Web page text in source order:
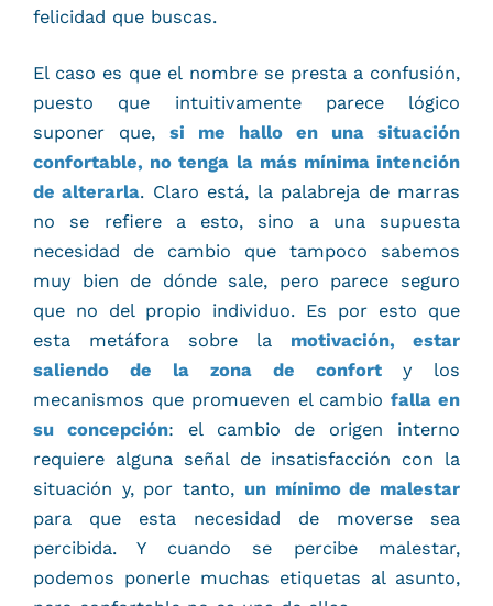
felicidad que buscas.
El caso es que el nombre se presta a confusión,
puesto que intuitivamente parece lógico
suponer que, si me hallo en una situación
confortable, no tenga la más mínima intención
de alterarla. Claro está, la palabreja de marras
no se refiere a esto, sino a una supuesta
necesidad de cambio que tampoco sabemos
muy bien de dónde sale, pero parece seguro
que no del propio individuo. Es por esto que
esta metáfora sobre la motivación, estar
saliendo de la zona de confort y los
mecanismos que promueven el cambiofalla en
su concepción: el cambio de origen interno
requiere alguna señal de insatisfacción con la
situación y, por tanto, un mínimo de malestar
para que esta necesidad de moverse sea
percibida. Y cuando se percibe malestar,
podemos ponerle muchas etiquetas al asunto,